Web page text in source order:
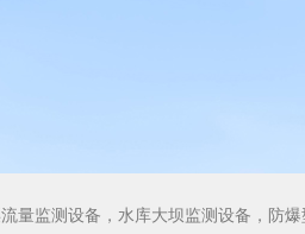
量监测设备，水库大坝监测设备，防